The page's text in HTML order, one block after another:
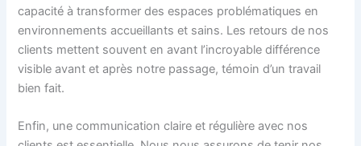
capacité à transformer des espaces problématiques en
environnements accueillants et sains. Les retours de nos
clients mettent souvent en avant l’incroyable différence
visible avant et après notre passage, témoin d’un travail
bien fait.
Enfin, une communication claire et régulière avec nos